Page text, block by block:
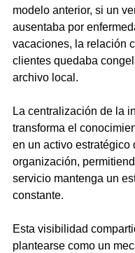
modelo anterior, si un
ausentaba por
vacaciones, la relación
clientes quedaba
archivo local.
La centralización de la
transforma el
en un activo estratégico
organización,
servicio mantenga un
constante.
Esta visibilidad
plantearse como un